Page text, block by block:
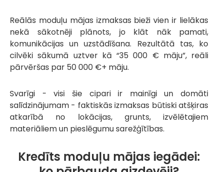
Reālās moduļu mājas izmaksas bieži vien ir lielākas
nekā sākotnēji plānots, jo klāt nāk pamati,
komunikācijas un uzstādīšana. Rezultātā tas, ko
cilvēki sākumā uztver kā “35 000 € māju”, reāli
pārvēršas par 50 000 €+ māju.
Svarīgi - visi šie cipari ir mainīgi un domāti
salīdzinājumam - faktiskās izmaksas būtiski atšķiras
atkarībā no lokācijas, grunts, izvēlētajiem
materiāliem un pieslēgumu sarežģītības.
Kredīts moduļu mājas iegādei: